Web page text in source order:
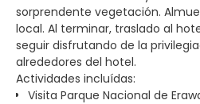
sorprendente vegetación.
local. Al terminar, traslado al
seguir disfrutando de la
alrededores del hotel.
Actividades incluídas:
Visita Parque Nacional de